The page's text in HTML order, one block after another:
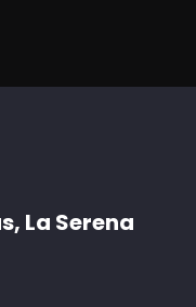
La Serena